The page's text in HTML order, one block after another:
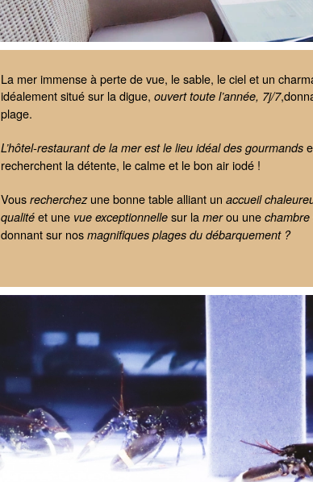
La mer immense à perte de vue, le sable, le ciel et un
idéalement situé sur la digue,ouvert toute l’année, 7j/7
plage.
L’hôtel-restaurant de la mer est le lieu idéal des gourmands
recherchent la détente, le calme et le bon air iodé !
Vousrecherchezune bonne table alliant unaccueil
qualité et une vue exceptionnelle sur lamerou une
donnant sur nosmagnifiques plages du débarquement ?